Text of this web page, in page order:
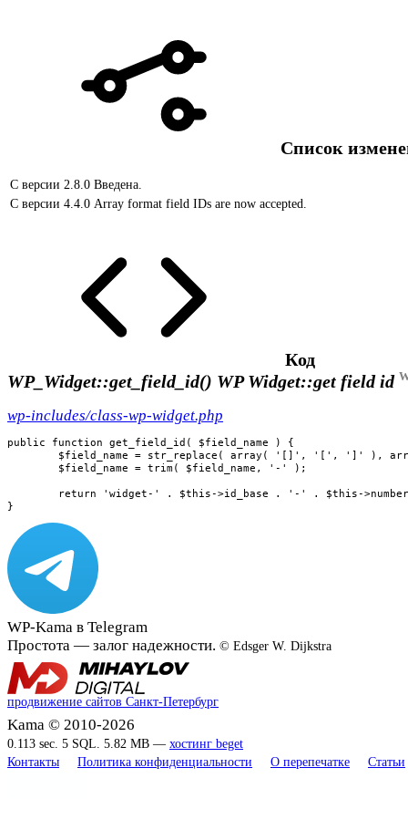
Список
С версии 2.8.0 Введена.
С версии 4.4.0 Array format field IDs are now accepted.
Код
WP_Widget::get_field_id() WP Widget::get field id
wp-includes/class-wp-widget.php
public function get_field_id( $field_name ) {
}
WP-Kama в Telegram
Простота — залог надежности. © Edsger W. Dijkstra
продвижение сайтов Санкт-Петербург
Kama © 2010-2026
0.113 sec. 5 SQL. 5.82 MB — хостинг beget
Контакты
Политика конфиденциальности О перепечатке Статьи